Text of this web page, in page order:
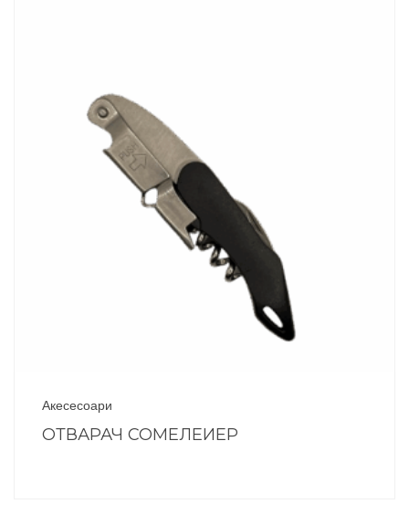
Акесесоари
ОТВАРАЧ СОМЕЛЕИЕР